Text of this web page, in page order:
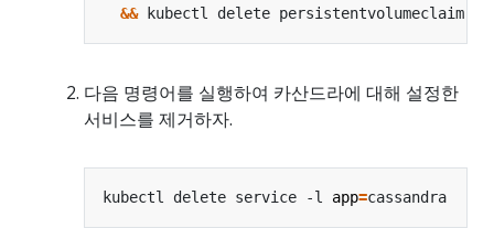
&& kubectl delete persistentvolumeclaim
다음 명령어를 실행하여 카산드라에 대해 설정한
서비스를 제거하자.
kubectl delete service -l app=